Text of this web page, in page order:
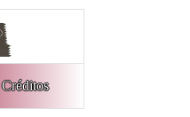
Créditos